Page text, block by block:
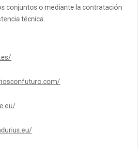
conjuntos o mediante la contratación
técnica.